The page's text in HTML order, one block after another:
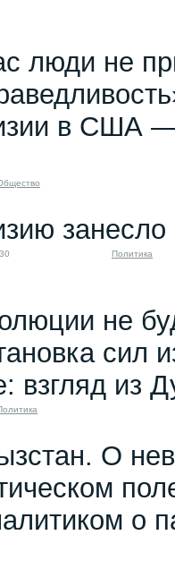
люди не
в США
Политика
не
сил
взгляд из
О
о